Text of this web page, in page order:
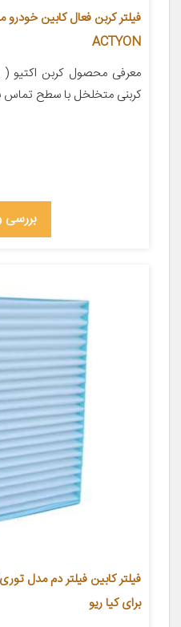
ACTYON
معرفی محصول کربن اکتیو (
کربنی متخلخل با سطح تماس
بررسی
برای کیا ریو